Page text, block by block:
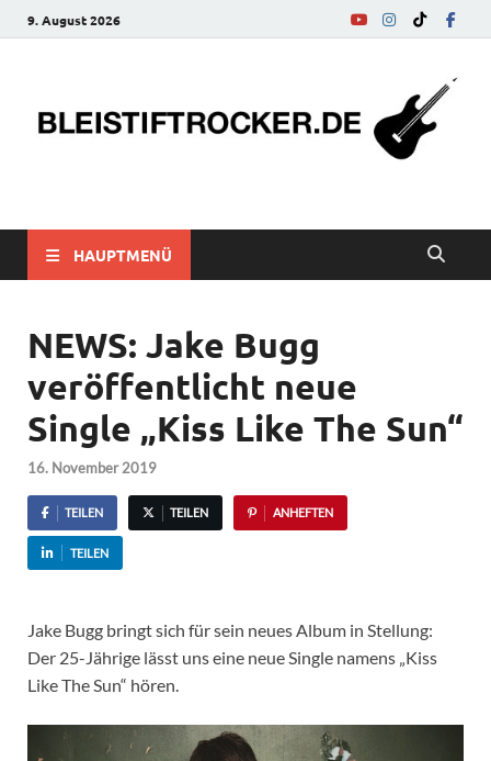
9. August 2026
bleistiftrocker.de
HAUPTMENÜ
NEWS: Jake Bugg
veröffentlicht neue
Single „Kiss Like The Sun“
16. November 2019
TEILEN TEILEN ANHEFTEN
TEILEN
Jake Bugg bringt sich für sein neues Album in Stellung:
Der 25-Jährige lässt uns eine neue Single namens „Kiss
Like The Sun“ hören.